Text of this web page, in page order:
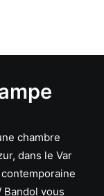
chambre
dans le Var
vous